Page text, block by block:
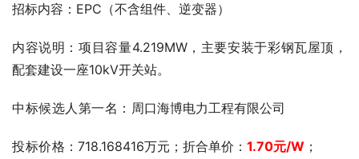
招标内容：EPC（不含组件、逆变器）
内容说明：项目容量4.219MW，主要安装于彩钢瓦屋顶，
配套建设一座10kV开关站。
中标候选人第一名： 周口海博电力工程有限公司
投标价格 ：718.168416万元；折合单价：1.70元/W ；